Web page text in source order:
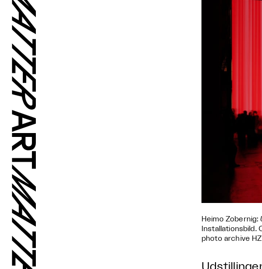
Heimo Zobernig:
Installationsbild.
photo archive HZ